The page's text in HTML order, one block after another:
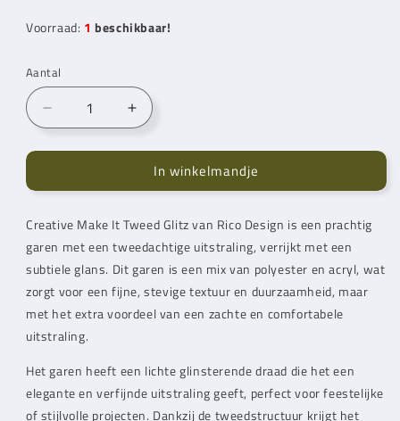
Voorraad: 1 beschikbaar!
Aantal
Aantal
verlagen
voor
Design
Make
It
Tweed
Glitz
Rosa
(003)
Aantal
verhogen
voor
Rico
Design
Make
It
Tweed
Glitz
Rosa
(003)
In winkelmandje
Creative Make It Tweed Glitz van Rico Design is een prachtig
garen met een tweedachtige uitstraling, verrijkt met een
subtiele glans. Dit garen is een mix van polyester en acryl, wat
zorgt voor een fijne, stevige textuur en duurzaamheid, maar
met het extra voordeel van een zachte en comfortabele
uitstraling.
Het garen heeft een lichte glinsterende draad die het een
elegante en verfijnde uitstraling geeft, perfect voor feestelijke
of stijlvolle projecten. Dankzij de tweedstructuur krijgt het